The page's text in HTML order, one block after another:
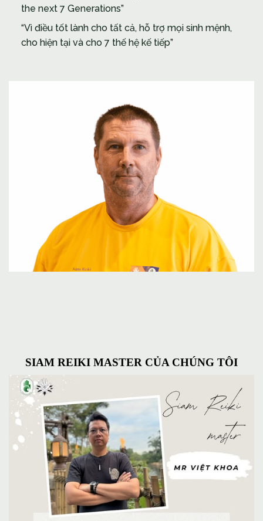
the next 7 Generations”
“Vì điều tốt lành cho tất cả, hỗ trợ mọi sinh mệnh,
cho hiện tại và cho 7 thế hệ kế tiếp”
SIAM REIKI MASTER CỦA CHÚNG TÔI